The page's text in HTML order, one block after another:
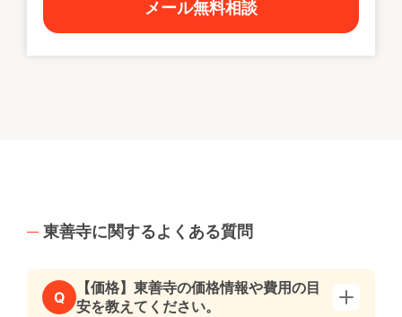
メール無料相談
東善寺に関するよくある質問
Q
【価格】東善寺の価格情報や費用の目
安を教えてください。